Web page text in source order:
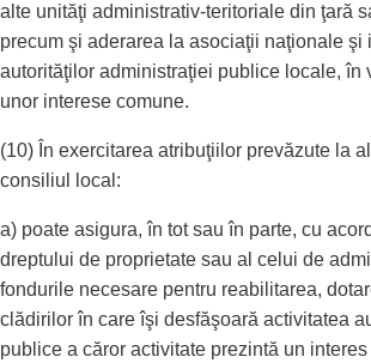
alte unităţi administrativ-teritoriale din ţară
precum şi aderarea la asociaţii naţionale şi
autorităţilor administraţiei publice locale, în
unor interese comune.
(10) În exercitarea atribuţiilor prevăzute la
consiliul local:
a) poate asigura, în tot sau în parte, cu
dreptului de proprietate sau al celui de
fondurile necesare pentru reabilitarea,
clădirilor în care îşi desfăşoară activitatea
publice a căror activitate prezintă un